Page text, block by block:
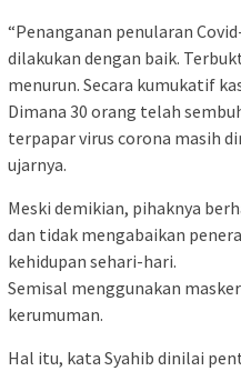
“Penanganan penularan
dilakukan dengan baik.
menurun. Secara kumukatif
Dimana 30 orang telah
terpapar virus corona masih
ujarnya.
Meski demikian, pihaknya
dan tidak mengabaikan
kehidupan sehari-hari.
Semisal menggunakan
kerumuman.
Hal itu, kata Syahib dinilai